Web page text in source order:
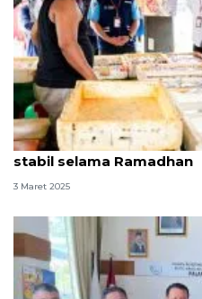
KKP: Stok dan harga ikan
stabil selama Ramadhan
3 Maret 2025